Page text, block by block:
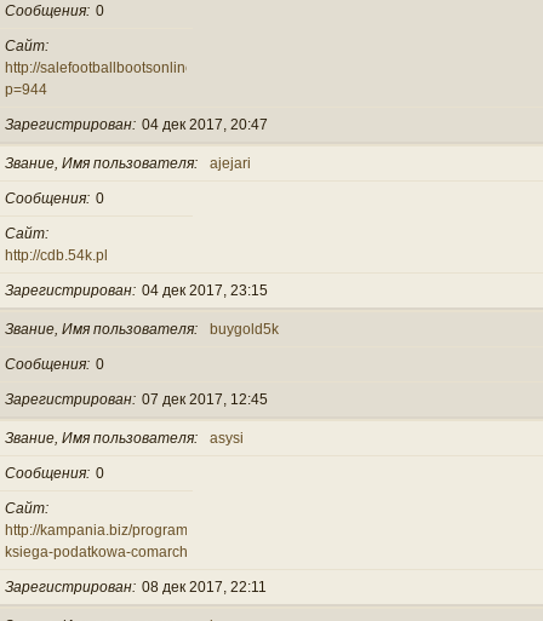
Сообщения 0
Сайт
http://salefootballbootsonline.co.uk/?
p=944
Зарегистрирован 04 дек 2017, 20:47
Звание, Имя пользователя ajejari
Сообщения 0
Сайт
http://cdb.54k.pl
Зарегистрирован 04 дек 2017, 23:15
Звание, Имя пользователя buygold5k
Сообщения 0
Зарегистрирован 07 дек 2017, 12:45
Звание, Имя пользователя asysi
Сообщения 0
Сайт
http://kampania.biz/program-
ksiega-podatkowa-comarch/
Зарегистрирован 08 дек 2017, 22:11